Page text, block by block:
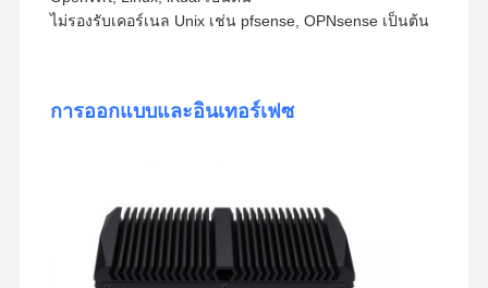
ไม่รองรับเคอร์เนล Unix เช่น pfsense, OPNsense เป็นต้น
การออกแบบและอินเทอร์เฟซ